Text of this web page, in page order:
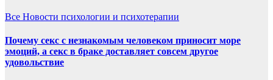
Все Новости психологии и психотерапии
Почему секс с незнакомым человеком приносит море
эмоций, а секс в браке доставляет совсем другое
удовольствие